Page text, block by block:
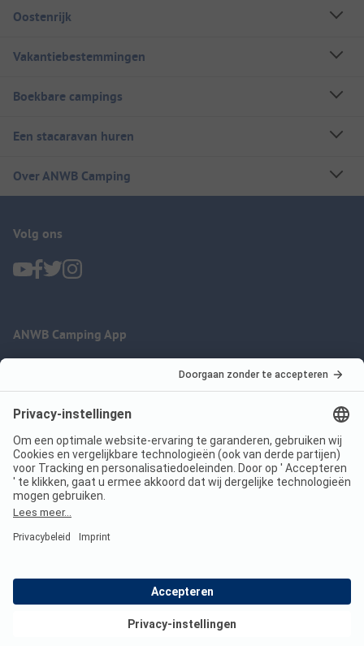
Oostenrijk
Vakantiebestemmingen
Boekbare campings
Een stacaravan huren
Over ANWB Camping
Volg ons
ANWB Camping App
Imprint
Jouw privacy
Voorwaarden
Wet digitale diensten